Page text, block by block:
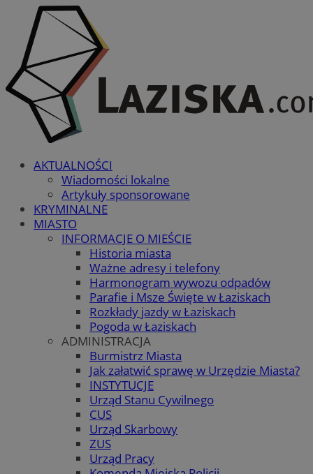
AKTUALNOŚCI
Wiadomości lokalne
Artykuły sponsorowane
KRYMINALNE
MIASTO
INFORMACJE O MIEŚCIE
Historia miasta
Ważne adresy i telefony
Harmonogram wywozu odpadów
Parafie i Msze Święte w Łaziskach
Rozkłady jazdy w Łaziskach
Pogoda w Łaziskach
ADMINISTRACJA
Burmistrz Miasta
Jak załatwić sprawę w Urzędzie Miasta?
INSTYTUCJE
Urząd Stanu Cywilnego
CUS
Urząd Skarbowy
ZUS
Urząd Pracy